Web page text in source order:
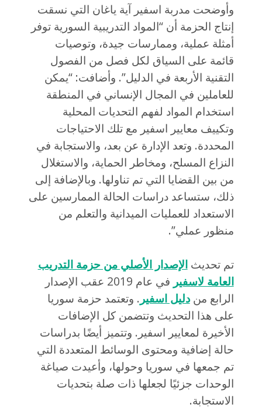
وأوضحت مدربة اسفير آية ياغان التي نسقت
إنتاج الحزمة أن “المواد التدريبية السورية توفر
أمثلة عملية، وممارسات جيدة، وتوصيات
قائمة على السياق لكل فصل من الفصول
التقنية الأربعة في الدليل”. وأضافت: “يمكن
للعاملين في المجال الإنساني في المنطقة
استخدام المواد لفهم التحديات المحلية
وتكييف معايير اسفير مع تلك الاحتياجات
المحددة. وتعد الإدارة عن بعد، والاستجابة في
النزاع المسلح، ومخاطر الحماية، والاستغلال
من بين القضايا التي تم تناولها. وبالإضافة إلى
ذلك، ستساعد دراسات الحالة الممارسين على
الاستعداد للعمليات الميدانية والتعلم من
منظور عملي”.
تم تحديثالإصدار الأصلي من حزمة التدريب
العامة لاسفير
في عام 2019 عقب الإصدار
الرابع مندليل اسفير . وتعتمد حزمة سوريا
على هذا التحديث وتتضمن كل الإضافات
الأخيرة لمعايير اسفير. وتتميز أيضًا بدراسات
حالة إضافية ومحتوى الوسائط المتعددة التي
تم جمعها في سوريا وحولها، وأعيدت صياغة
الوحدات جزئيًا لجعلها ذات صلة بتحديات
الاستجابة.